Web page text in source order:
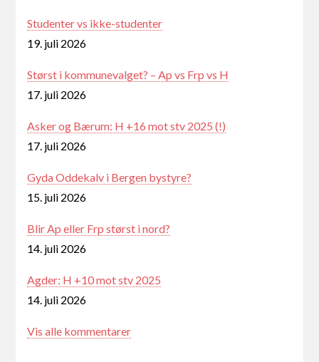
Studenter vs ikke-studenter
19. juli 2026
Størst i kommunevalget? – Ap vs Frp vs H
17. juli 2026
Asker og Bærum: H +16 mot stv 2025 (!)
17. juli 2026
Gyda Oddekalv i Bergen bystyre?
15. juli 2026
Blir Ap eller Frp størst i nord?
14. juli 2026
Agder: H +10 mot stv 2025
14. juli 2026
Vis alle kommentarer